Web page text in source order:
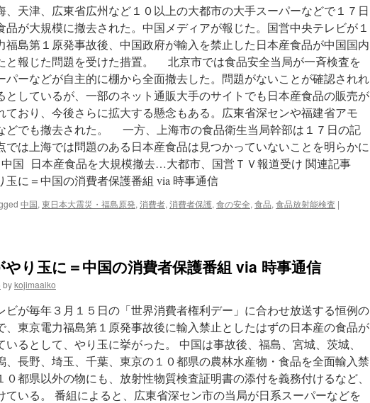
、天津、広東省広州など１０以上の大都市の大手スーパーなどで１７日
品が大規模に撤去された。中国メディアが報じた。国営中央テレビが１
福島第１原発事故後、中国政府が輸入を禁止した日本産食品が中国国内
と報じた問題を受けた措置。 北京市では食品安全当局が一斉検査を
パーなどが自主的に棚から全面撤去した。問題がないことが確認されれ
としているが、一部のネット通販大手のサイトでも日本産食品の販売が
ており、今後さらに拡大する懸念もある。広東省深センや福建省アモ
どでも撤去された。 一方、上海市の食品衛生当局幹部は１７日の記
では上海では問題のある日本産食品は見つかっていないことを明らかに
国 日本産食品を大規模撤去…大都市、国営ＴＶ報道受け 関連記事
玉に＝中国の消費者保護番組 via 時事通信
中国, 東日本大震災・福島原発, 消費者, 消費者保護, 食の安全, 食品, 食品放射能検査 |
やり玉に＝中国の消費者保護番組 via 時事通信
bykojimaaiko
ビが毎年３月１５日の「世界消費者権利デー」に合わせ放送する恒例の
、東京電力福島第１原発事故後に輸入禁止としたはずの日本産の食品が
いるとして、やり玉に挙がった。 中国は事故後、福島、宮城、茨城、
、長野、埼玉、千葉、東京の１０都県の農林水産物・食品を全面輸入禁
０都県以外の物にも、放射性物質検査証明書の添付を義務付けるなど、
ている。 番組によると、広東省深セン市の当局が日系スーパーなどを